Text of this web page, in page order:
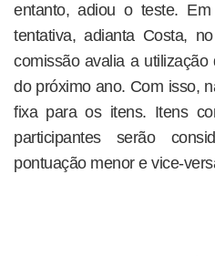
entanto, adiou o teste.
tentativa, adianta Costa,
comissão avalia a
do próximo ano. Com isso,
fixa para os itens. Itens
participantes serão
pontuação menor e vice-